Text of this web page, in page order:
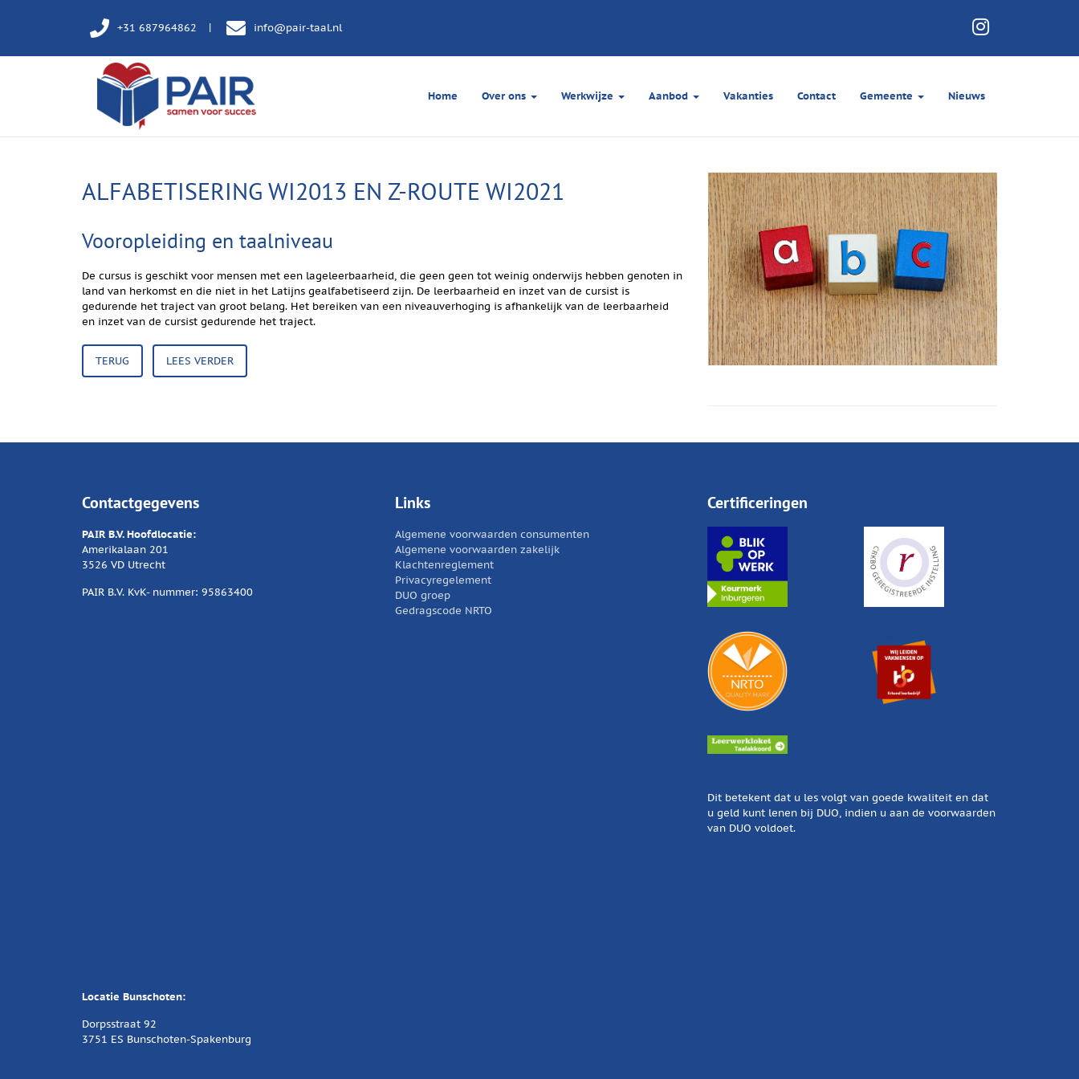
+31 687964862 info@pair-taal.nl
Home Over ons Werkwijze Aanbod Vakanties Contact Gemeente Nieuws
ALFABETISERING WI2013 EN Z-ROUTE WI2021
Vooropleiding en taalniveau
De cursus is geschikt voor mensen met een lageleerbaarheid, die geen geen tot weinig onderwijs hebben genoten in
land van herkomst en die niet in het Latijns gealfabetiseerd zijn. De leerbaarheid en inzet van de cursist is
gedurende het traject van groot belang. Het bereiken van een niveauverhoging is afhankelijk van de leerbaarheid
en inzet van de cursist gedurende het traject.
TERUG LEES VERDER
Contactgegevens
PAIR B.V. Hoofdlocatie:
Amerikalaan 201
3526 VD Utrecht
PAIR B.V. KvK- nummer: 95863400
Locatie Bunschoten:
Dorpsstraat 92
3751 ES Bunschoten-Spakenburg
Links
Algemene voorwaarden consumenten
Algemene voorwaarden zakelijk
Klachtenreglement
Privacyregelement
DUO groep
Gedragscode NRTO
Certificeringen
Dit betekent dat u les volgt van goede kwaliteit en dat
u geld kunt lenen bij DUO, indien u aan de voorwaarden
van DUO voldoet.